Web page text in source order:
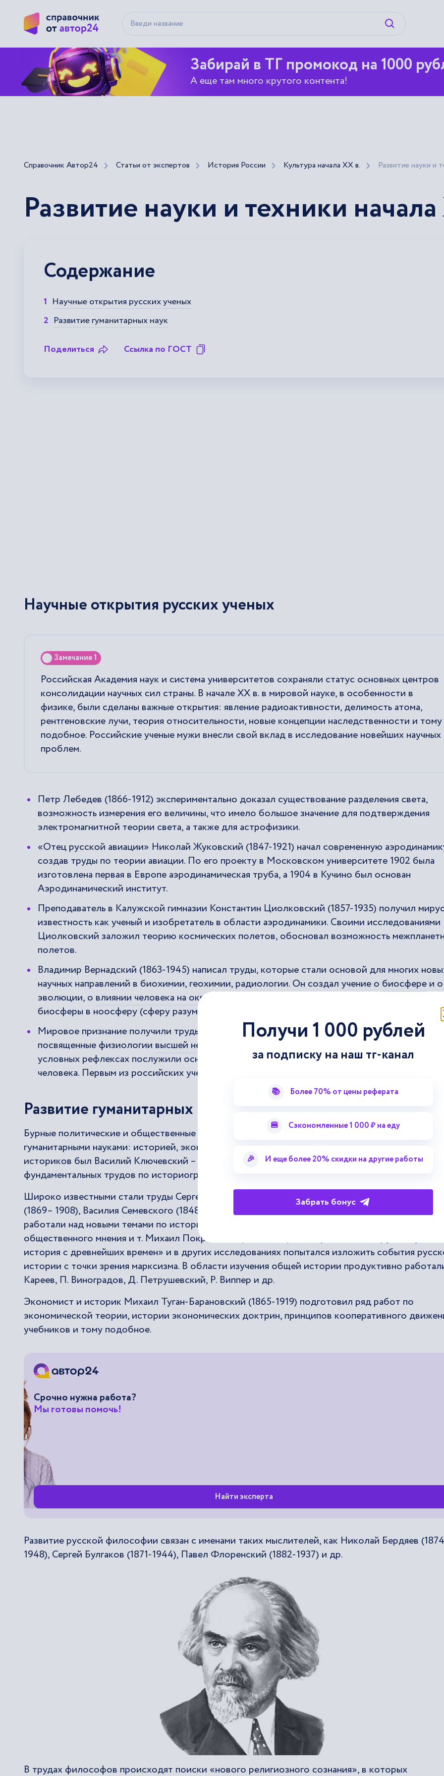
Искать
Забирай в ТГ промокод на 1000
А еще там много крутого контента!
Справочник Автор24 Статьи от экспертов История России Культура начала XX в. Развитие науки и
Развитие науки и техники
Содержание
Научные открытия русских ученых
Развитие гуманитарных наук
Поделиться Ссылка по ГОСТ
Научные открытия русских ученых
Замечание 1
Российская Академия наук и система университетов сохраняли статус основных центров
консолидации научных сил страны. В начале ХХ в. в мировой науке, в особенности в
физике, были сделаны важные открытия: явление радиоактивности, делимость атома,
рентгеновские лучи, теория относительности, новые концепции наследственности и тому
подобное. Российские ученые мужи внесли свой вклад в исследование новейших научных
проблем.
Петр Лебедев (1866-1912) экспериментально доказал существование разделения света,
возможность измерения его величины, что имело большое значение для подтверждения
электромагнитной теории света, а также для астрофизики.
«Отец русской авиации» Николай Жуковский (1847-1921) начал современную
создав труды по теории авиации. По его проекту в Московском университете 1902 была
изготовлена первая в Европе аэродинамическая труба, а 1904 в Кучино был основан
Аэродинамический институт.
Преподаватель в Калужской гимназии Константин Циолковский (1857-1935) получил
известность как ученый и изобретатель в области аэродинамики. Своими исследованиями
Циолковский заложил теорию космических полетов, обосновал возможность
полетов.
Владимир Вернадский (1863-1945) написал труды, которые стали основой для многих
научных направлений в биохимии, геохимии, радиологии. Он создал учение о биосфере и
эволюции, о влиянии человека на окружающую среду
биосферы в ноосферу (сферу разума).
Мировое признание получили труды ученого-физиолога Ивана Павлова (1849-1936),
посвященные физиологии высшей нервной деятельности
человека. Учение И. Павлова об
условных рефлексах послужили основой для изучения высших функций мозга животных и
человека. Первым из российских ученых 1904 И. Павлов получил Нобелевскую премию.
Развитие гуманитарных наук
Бурные политические и общественные события начала XX в. способствовали
гуманитарными науками: историей, экономикой, философией, правом. «Патриархом» русских
историков был Василий Ключевский – автор пятитомного «Курса русской истории» и
фундаментальных трудов по историографии и источниковедения.
Широко известными стали труды Сергея Платонова (1860-1933), Николая Павлова-
(1869– 1908), Василия Семевского (1848-1916). Основываясь архивные материалы, эти ученые
работали над новыми темами по истории крестьянства, внутренней и внешней политики
общественного мнения и т. Михаил Покровский (1868-1932) в четырехтомного труда «Русская
история с древнейших времен» и в других исследованиях попытался изложить события
истории с точки зрения марксизма. В области изучения общей истории продуктивно
Кареев, П. Виноградов, Д. Петрушевский, Р. Виппер и др.
Экономист и историк Михаил Туган-Барановский (1865-1919) подготовил ряд работ по
экономической теории, истории экономических доктрин, принципов кооперативного
учебников и тому подобное.
Срочно нужна работа?
Мы готовы помочь!
Найти эксперта
Развитие русской философии связан с именами таких мыслителей, как Николай Бердяев
1948), Сергей Булгаков (1871-1944), Павел Флоренский (1882-1937) и др.
В трудах философов происходят поиски «нового религиозного сознания», в которых
Получи 1 000 рублей
за подписку на наш тг-канал
📚 Более 70% от цены реферата
🍔 Сэкономленные 1 000 ₽ на еду
🎉 И еще более 20% скидки на другие работы
Забрать бонус